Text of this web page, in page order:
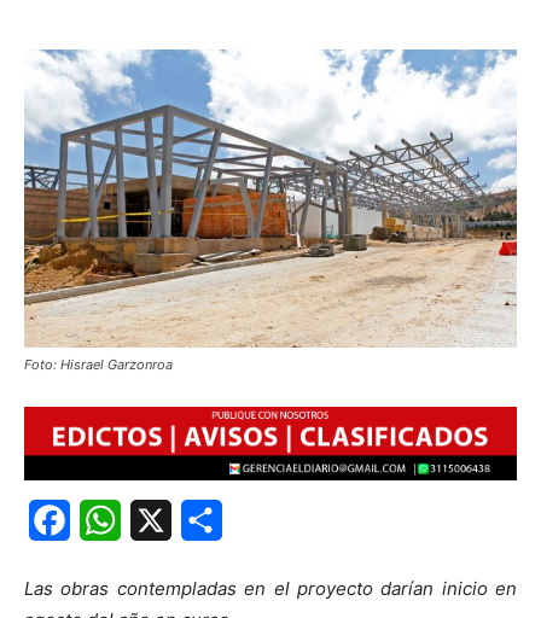
Foto: Hisrael Garzonroa
FacebookWhatsApp
Las obras contempladas en el proyecto darían inicio en